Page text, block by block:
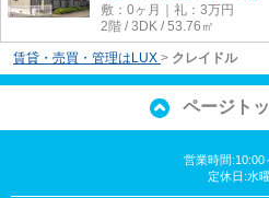
敷：0ヶ月｜礼：3万円
2階 / 3DK / 53.76㎡
賃貸・売買・管理はLUX > クレイドル
ページト
営業時間:10:00
定休日:水